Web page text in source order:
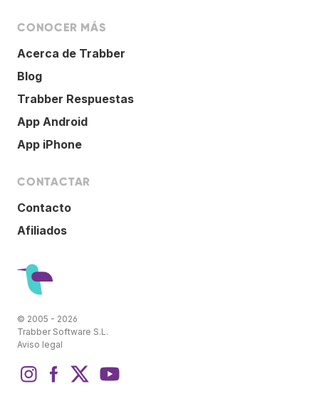
CONOCER MÁS
Acerca de Trabber
Blog
Trabber Respuestas
App Android
App iPhone
CONTACTAR
Contacto
Afiliados
© 2005 - 2026
Trabber Software S.L.
Aviso legal